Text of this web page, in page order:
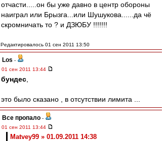
отчасти.....он бы уже давно в центр обороны
наиграл или Брызга...или Шушукова......да чё
скромничать то ? и ДЗЮБУ !!!!!!!
Редактировалось 01 сен 2011 13:50
Los -
01 сен 2011 13:44
бундес
это было сказано , в отсутствии лимита ...
Все пропало -
01 сен 2011 13:44
Matvey99 » 01.09.2011 14:38